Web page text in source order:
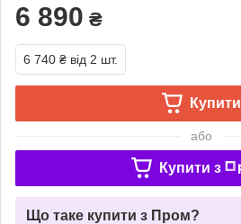
6 890 ₴
6 740 ₴ від 2 шт.
Купити
або
Купити з
Що таке купити з Пром?